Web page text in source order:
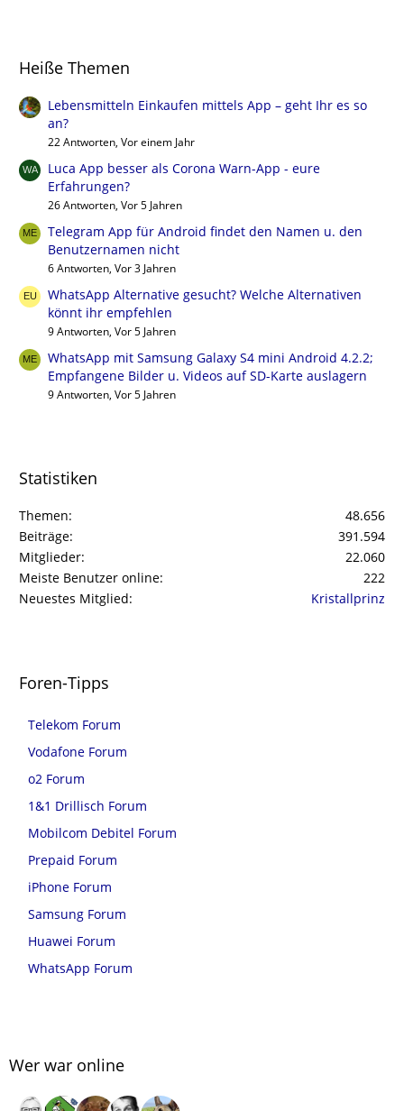
Heiße Themen
Lebensmitteln Einkaufen mittels App – geht Ihr es so
an?
22 Antworten, Vor einem Jahr
Luca App besser als Corona Warn-App - eure
Erfahrungen?
26 Antworten, Vor 5 Jahren
Telegram App für Android findet den Namen u. den
Benutzernamen nicht
6 Antworten, Vor 3 Jahren
WhatsApp Alternative gesucht? Welche Alternativen
könnt ihr empfehlen
9 Antworten, Vor 5 Jahren
WhatsApp mit Samsung Galaxy S4 mini Android 4.2.2;
Empfangene Bilder u. Videos auf SD-Karte auslagern
9 Antworten, Vor 5 Jahren
Statistiken
Themen
48.656
Beiträge
391.594
Mitglieder
22.060
Meiste Benutzer online
222
Neuestes Mitglied
Kristallprinz
Foren-Tipps
Telekom Forum
Vodafone Forum
o2 Forum
1&1 Drillisch Forum
Mobilcom Debitel Forum
Prepaid Forum
iPhone Forum
Samsung Forum
Huawei Forum
WhatsApp Forum
Wer war online